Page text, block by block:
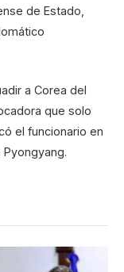
de Estado,
a Corea del
que solo
el funcionario en